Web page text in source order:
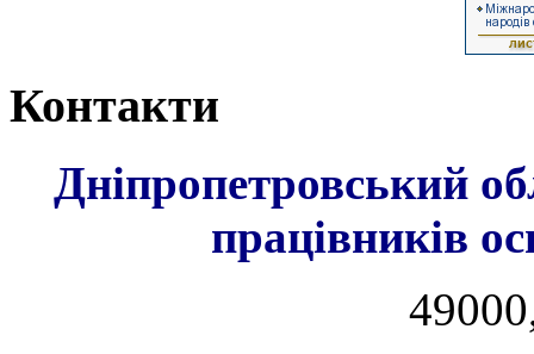
Контакти
Дніпропетровський
працівників